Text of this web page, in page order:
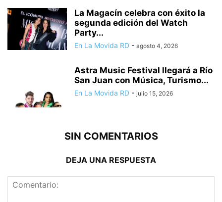
La Magacín celebra con éxito la
segunda edición del Watch
Party...
En La Movida RD - agosto 4, 2026
Astra Music Festival llegará a Río
San Juan con Música, Turismo...
En La Movida RD - julio 15, 2026
SIN COMENTARIOS
DEJA UNA RESPUESTA